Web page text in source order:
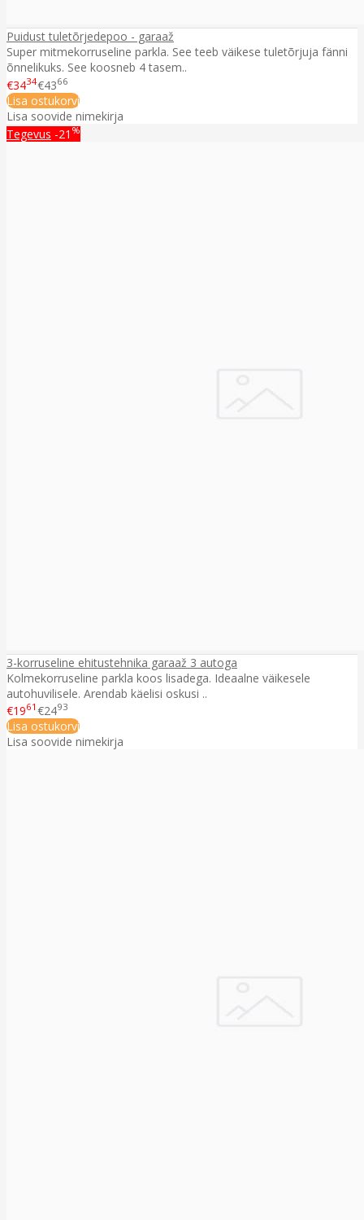
Puidust tuletõrjedepoo - garaaž
Super mitmekorruseline parkla. See teeb väikese tuletõrjuja fänni
õnnelikuks. See koosneb 4 tasem..
€3434€4366
Lisa ostukorvi
Lisa soovide nimekirja
Tegevus -21 %
3-korruseline ehitustehnika garaaž 3 autoga
Kolmekorruseline parkla koos lisadega. Ideaalne väikesele
autohuvilisele. Arendab käelisi oskusi ..
€1961 €2493
Lisa ostukorvi
Lisa soovide nimekirja